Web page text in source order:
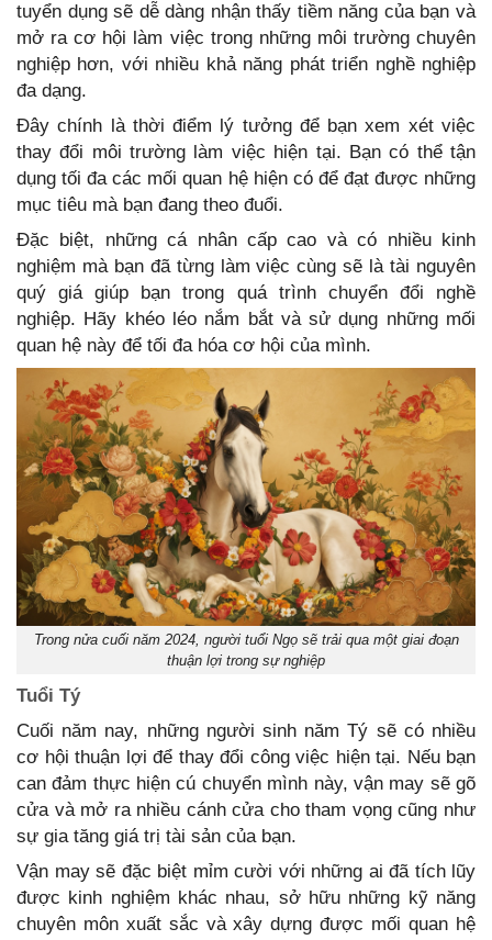
tuyển dụng sẽ dễ dàng nhận thấy tiềm năng của bạn và
mở ra cơ hội làm việc trong những môi trường chuyên
nghiệp hơn, với nhiều khả năng phát triển nghề nghiệp
đa dạng.
Đây chính là thời điểm lý tưởng để bạn xem xét việc
thay đổi môi trường làm việc hiện tại. Bạn có thể tận
dụng tối đa các mối quan hệ hiện có để đạt được những
mục tiêu mà bạn đang theo đuổi.
Đặc biệt, những cá nhân cấp cao và có nhiều kinh
nghiệm mà bạn đã từng làm việc cùng sẽ là tài nguyên
quý giá giúp bạn trong quá trình chuyển đổi nghề
nghiệp. Hãy khéo léo nắm bắt và sử dụng những mối
quan hệ này để tối đa hóa cơ hội của mình.
Trong nửa cuối năm 2024, người tuổi Ngọ sẽ trải qua một giai đoạn
thuận lợi trong sự nghiệp
Tuổi Tý
Cuối năm nay, những người sinh năm Tý sẽ có nhiều
cơ hội thuận lợi để thay đổi công việc hiện tại. Nếu bạn
can đảm thực hiện cú chuyển mình này, vận may sẽ gõ
cửa và mở ra nhiều cánh cửa cho tham vọng cũng như
sự gia tăng giá trị tài sản của bạn.
Vận may sẽ đặc biệt mỉm cười với những ai đã tích lũy
được kinh nghiệm khác nhau, sở hữu những kỹ năng
chuyên môn xuất sắc và xây dựng được mối quan hệ